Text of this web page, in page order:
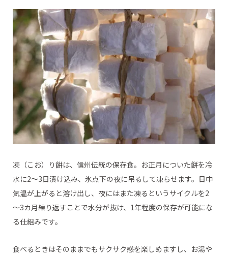
凍（こお）り餅は、信州伝統の保存食。お正月についた餅を冷
水に2～3日漬け込み、氷点下の夜に吊るして凍らせます。日中
気温が上がると溶け出し、夜にはまた凍るというサイクルを2
～3カ月繰り返すことで水分が抜け、1年程度の保存が可能にな
る仕組みです。
食べるときはそのままでもサクサク感を楽しめますし、お湯や